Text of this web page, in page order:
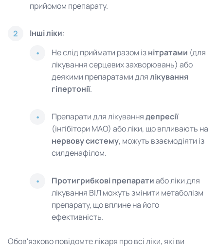
прийомом препарату.
2 Інші ліки:
Не слід приймати разом ізнітратами (для
лікування серцевих захворювань) або
деякими препаратами длялікування
гіпертонії.
Препарати для лікуваннядепресії
(інгібітори МАО) або ліки, що впливають на
нервову систему, можуть взаємодіяти із
силденафілом.
Протигрибкові препаратиабо ліки для
лікування ВІЛ можуть змінити метаболізм
препарату, що вплине на його
ефективність.
Обов'язково повідомте лікаря про всі ліки, які ви